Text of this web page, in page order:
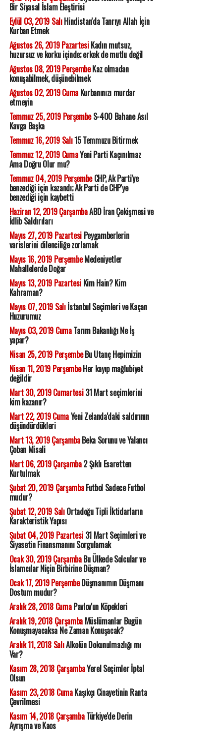
Bir Siyasal İslam Eleştirisi
Eylül 03, 2019 SalıHindistan'da Tanrıyı Allah İçin
Kurban Etmek
Ağustos 26, 2019 PazartesiKadın mutsuz,
huzursuz ve korku içinde; erkek de mutlu değil
Ağustos 08, 2019 PerşembeKaz olmadan
konuşabilmek, düşünebilmek
Ağustos 02, 2019 CumaKurbanınızı murdar
etmeyin
Temmuz 25, 2019 PerşembeS-400 Bahane Asıl
Kavga Başka
Temmuz 16, 2019 Salı15 Temmuzu Bitirmek
Temmuz 12, 2019 CumaYeni Parti Kaçınılmaz
Ama Doğru Olur mu?
Temmuz 04, 2019 PerşembeCHP, Ak Parti'ye
benzediği için kazandı; Ak Parti de CHP'ye
benzediği için kaybetti
Haziran 12, 2019 ÇarşambaABD İran Çekişmesi ve
İdlib Saldırıları
Mayıs 27, 2019 PazartesiPeygamberlerin
varislerini dilenciliğe zorlamak
Mayıs 16, 2019 PerşembeMedeniyetler
Mahallelerde Doğar
Mayıs 13, 2019 PazartesiKim Hain? Kim
Kahraman?
Mayıs 07, 2019 Salıİstanbul Seçimleri ve Kaçan
Huzurumuz
Mayıs 03, 2019 CumaTarım Bakanlığı Ne İş
yapar?
Nisan 25, 2019 PerşembeBu Utanç Hepimizin
Nisan 11, 2019 PerşembeHer kayıp mağlubiyet
değildir
Mart 30, 2019 Cumartesi31 Mart seçimlerini
kim kazanır?
Mart 22, 2019 CumaYeni Zelanda'daki saldırının
düşündürdükleri
Mart 13, 2019 ÇarşambaBeka Sorunu ve Yalancı
Çoban Misali
Mart 06, 2019 Çarşamba2 Şıklı Esaretten
Kurtulmak
Şubat 20, 2019 ÇarşambaFutbol Sadece Futbol
mudur?
Şubat 12, 2019 SalıOrtadoğu Tipli İktidarların
Karakteristik Yapısı
Şubat 04, 2019 Pazartesi31 Mart Seçimleri ve
Siyasetin Finansmanını Sorgulamak
Ocak 30, 2019 ÇarşambaBu Ülkede Solcular ve
İslamcılar Niçin Birbirine Düşman?
Ocak 17, 2019 PerşembeDüşmanımın Düşmanı
Dostum mudur?
Aralık 28, 2018 CumaPavlov'un Köpekleri
Aralık 19, 2018 ÇarşambaMüslümanlar Bugün
Konuşmayacaksa Ne Zaman Konuşacak?
Aralık 11, 2018 SalıAlkolün Dokunulmazlığı mı
Var?
Kasım 28, 2018 ÇarşambaYerel Seçimler İptal
Olsun
Kasım 23, 2018 CumaKaşıkçı Cinayetinin Ranta
Çevrilmesi
Kasım 14, 2018 ÇarşambaTürkiye'de Derin
Ayrışma ve Kaos